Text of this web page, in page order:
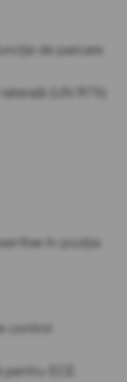
de parcare
(UN R79)
free în poziția
control
ECE